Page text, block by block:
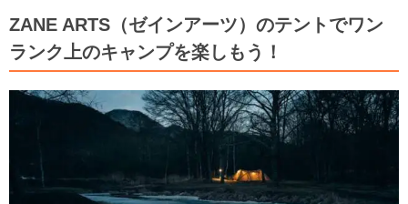
ZANE ARTS（ゼインアーツ）のテントでワン
ランク上のキャンプを楽しもう！